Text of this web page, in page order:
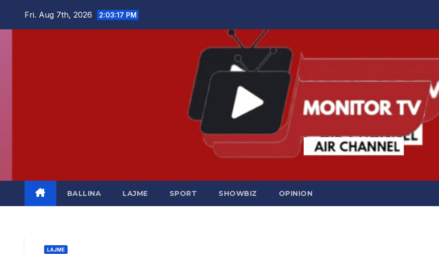
Fri. Aug 7th, 2026 2:03:18 PM
BALLINA LAJME SPORT SHOWBIZ OPINION
LAJME